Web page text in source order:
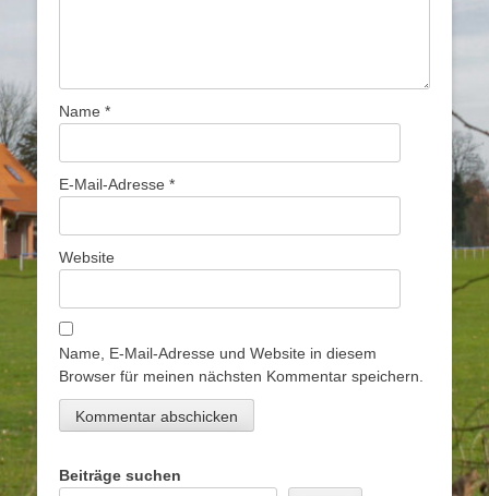
Name *
E-Mail-Adresse *
Website
Name, E-Mail-Adresse und Website in diesem
Browser für meinen nächsten Kommentar speichern.
Beiträge suchen